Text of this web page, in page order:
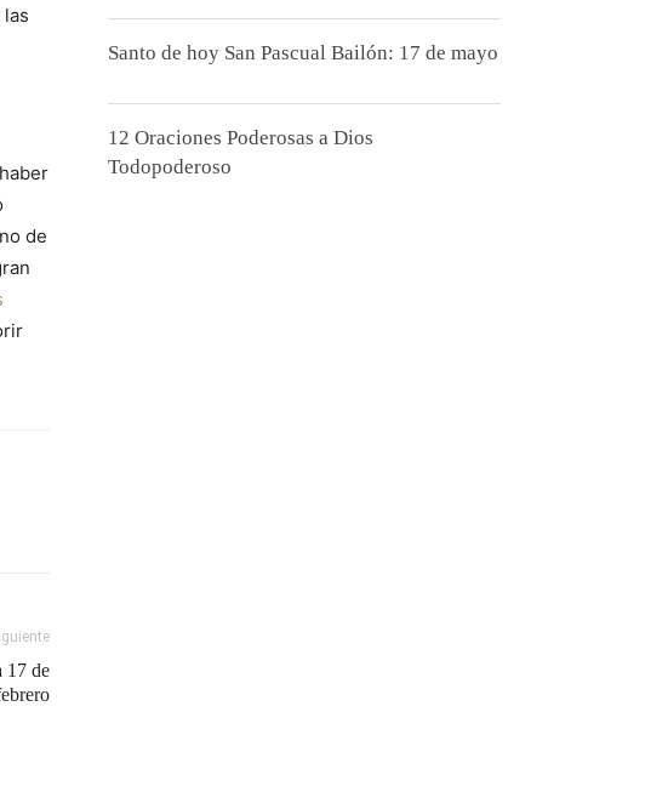
de
17 de
Santo de hoy San Pascual Bailón: 17 de mayo
12 Oraciones Poderosas a Dios
Todopoderoso